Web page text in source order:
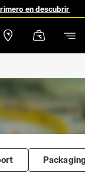
en descubrir